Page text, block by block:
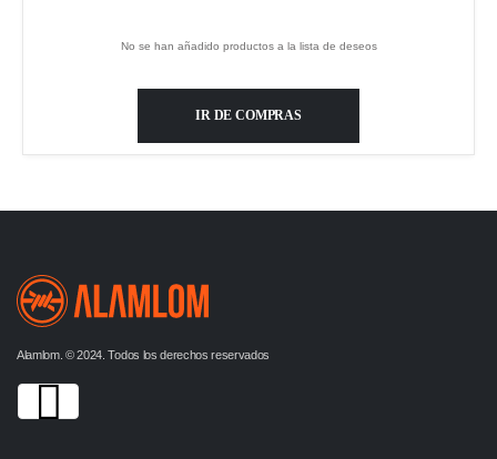
No se han añadido productos a la lista de deseos
IR DE COMPRAS
Alamlom. © 2024. Todos los derechos reservados